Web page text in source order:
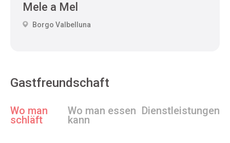
Mele a Mel
Borgo Valbelluna
Gastfreundschaft
Wo man
schläft
Wo man essen
kann
Dienstleistungen